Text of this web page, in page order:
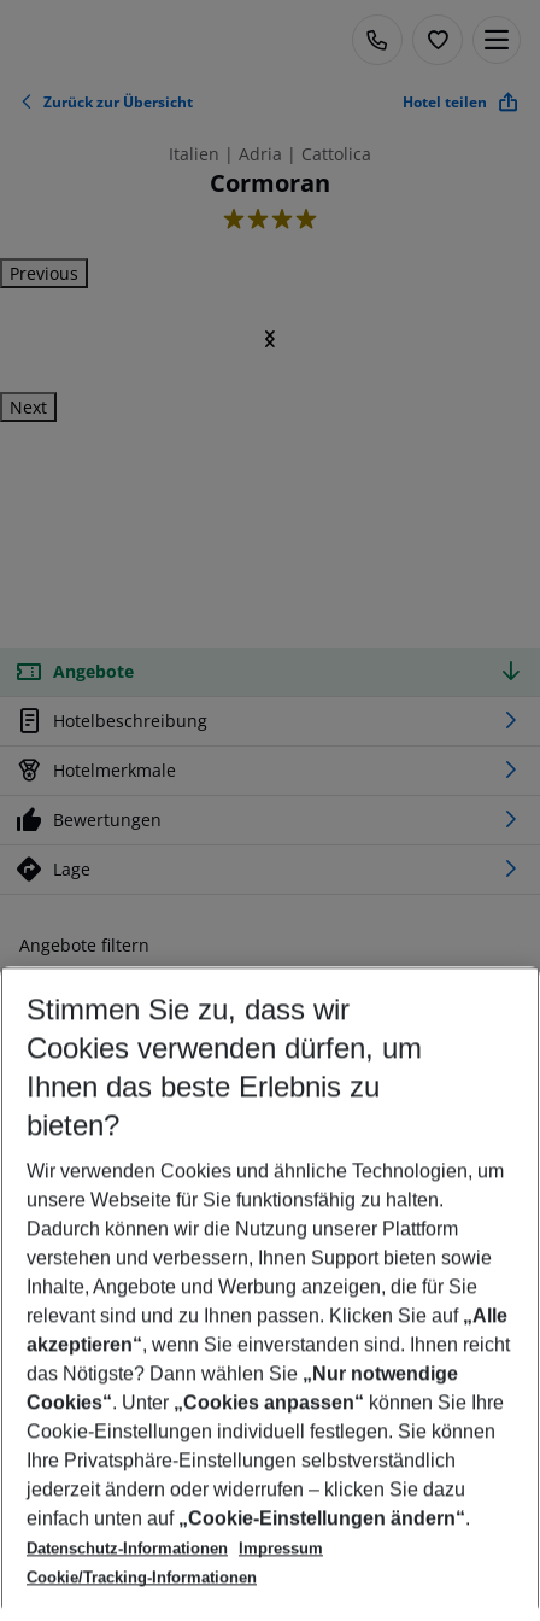
Zurück zur Übersicht Hotel teilen
Italien | Adria | Cattolica
Cormoran
4
Previous
Next
Angebote
Hotelbeschreibung
Hotelmerkmale
Bewertungen
Lage
Angebote filtern
Ändern Sie Ihre Kriterien nach Ihren Wünschen
Abflughafen wählen
Beliebiger Abflughafen
Reisezeitraum wählen
10.08.26– 08.08.27 5-8 Nächte
2 Erwachsene Keine Kinder
Mehr Filter anzeigen
Footer
Footer navigation
Über uns
AGB
Cookie-Einstellungen ändern
Cookie-Richtlinie
Datenschutz
Service & Hilfe
Barrierefreies Reisen
Check-in
Folgen Sie uns
Stimmen Sie zu, dass wir
Cookies verwenden dürfen, um
Ihnen das beste Erlebnis zu
bieten?
Wir verwenden Cookies und ähnliche Technologien, um
unsere Webseite für Sie funktionsfähig zu halten.
Dadurch können wir die Nutzung unserer Plattform
verstehen und verbessern, Ihnen Support bieten sowie
Inhalte, Angebote und Werbung anzeigen, die für Sie
relevant sind und zu Ihnen passen. Klicken Sie auf „Alle
akzeptieren“, wenn Sie einverstanden sind. Ihnen reicht
das Nötigste? Dann wählen Sie „Nur notwendige
Cookies“. Unter „Cookies anpassen“ können Sie Ihre
Cookie-Einstellungen individuell festlegen. Sie können
Ihre Privatsphäre-Einstellungen selbstverständlich
jederzeit ändern oder widerrufen – klicken Sie dazu
einfach unten auf „Cookie-Einstellungen ändern“.
Datenschutz-Informationen
Impressum
Cookie/Tracking-Informationen